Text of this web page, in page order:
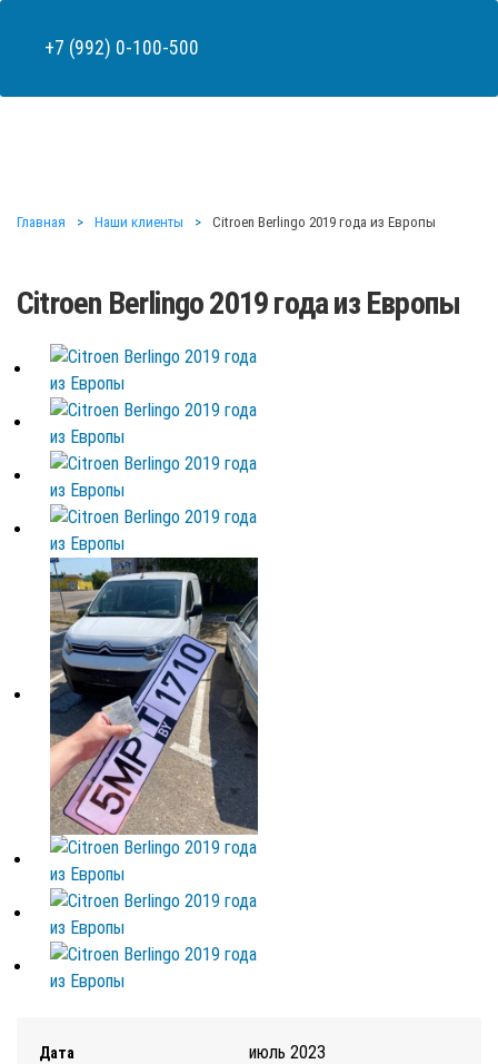
+7 (992) 0-100-500
Главная Наши клиенты Citroen Berlingo 2019 года из Европы
Citroen Berlingo 2019 года из Европы
Дата июль 2023